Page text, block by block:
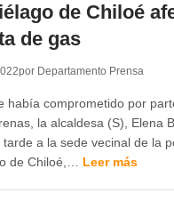
de Chiloé
de gas
por Departamento Prensa
había comprometido por
la alcaldesa (S), Elena
tarde a la sede vecinal de la
de Chiloé,… Leer más